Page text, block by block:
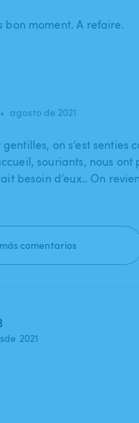
bon moment. A refaire.
• agosto de 2021
on s’est senties
souriants, nous ont
besoin d’eux.. On
comentarios
2021